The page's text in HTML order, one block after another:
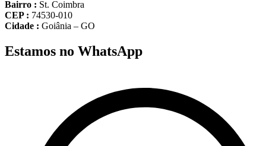
Bairro : St. Coimbra
CEP : 74530-010
Cidade : Goiânia – GO
Estamos no WhatsApp